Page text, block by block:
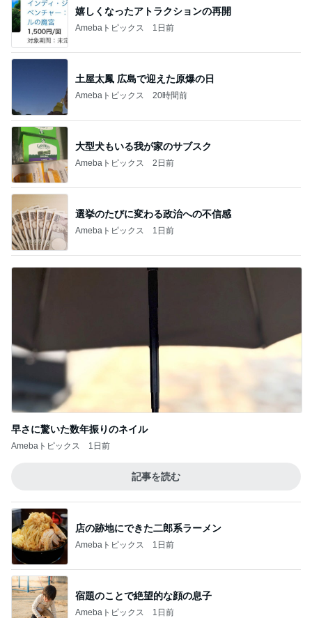
嬉しくなったアトラクションの再開
Amebaトピックス 1日前
土屋太鳳 広島で迎えた原爆の日
Amebaトピックス 20時間前
大型犬もいる我が家のサブスク
Amebaトピックス 2日前
選挙のたびに変わる政治への不信感
Amebaトピックス 1日前
早さに驚いた数年振りのネイル
Amebaトピックス 1日前
記事を読む
店の跡地にできた二郎系ラーメン
Amebaトピックス 1日前
宿題のことで絶望的な顔の息子
Amebaトピックス 1日前